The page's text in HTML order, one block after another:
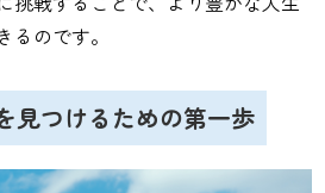
るのです。
見つけるための第一歩